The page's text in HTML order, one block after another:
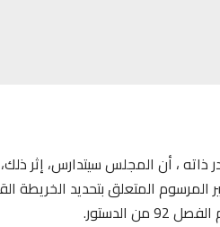
ذاته ، أن المجلس سيتدارس، إثر
المرسوم المتعلق بتحديد
من الدستور.